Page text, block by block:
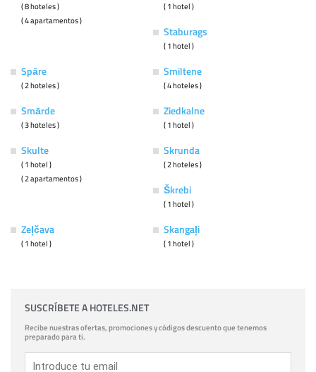
( 8 hoteles )
( 4 apartamentos )
( 1 hotel )
Staburags
( 1 hotel )
Spāre
( 2 hoteles )
Smiltene
( 4 hoteles )
Smārde
( 3 hoteles )
Ziedkalne
( 1 hotel )
Skulte
( 1 hotel )
( 2 apartamentos )
Skrunda
( 2 hoteles )
Škrebi
( 1 hotel )
Zeļčava
( 1 hotel )
Skangaļi
( 1 hotel )
SUSCRÍBETE A HOTELES.NET
Recibe nuestras ofertas, promociones y códigos descuento que tenemos
preparado para ti.